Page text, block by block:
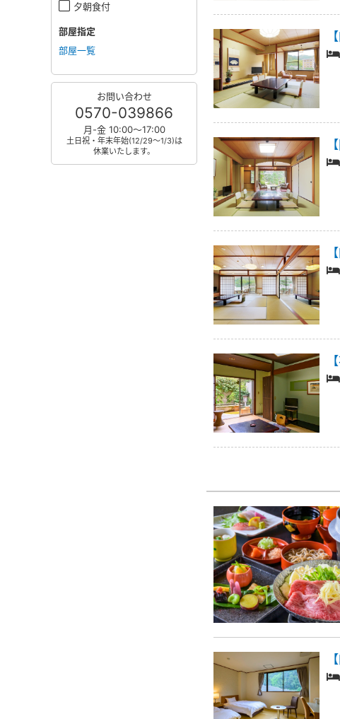
夕朝食付
部屋指定
部屋一覧
お問い合わせ
0570-039866
月-金 10:00～17:00
土日祝・年末年始(12/29～1/3)は
休業いたします。